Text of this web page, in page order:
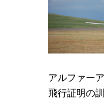
アルファー
飛行証明の